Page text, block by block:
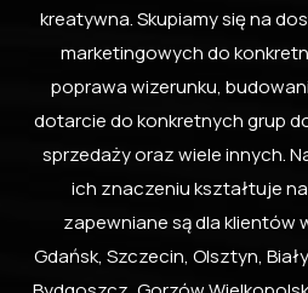
kreatywna. Skupiamy się na
marketingowych do
poprawa wizerunku,
dotarcie do konkretnych grup
sprzedaży oraz wiele innych.
ich znaczeniu kształtuje
zapewniane są dla klientów
Gdańsk, Szczecin, Olsztyn,